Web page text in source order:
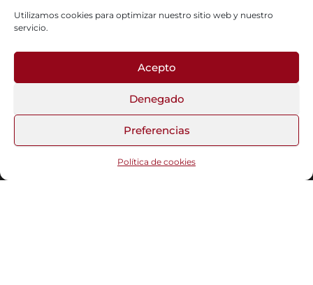
Utilizamos cookies para optimizar nuestro sitio web y nuestro
servicio.
Acepto
Denegado
Preferencias
Política de cookies
Fotos del Blog
Funciona gracias aWordPress |Tema:Head Blog